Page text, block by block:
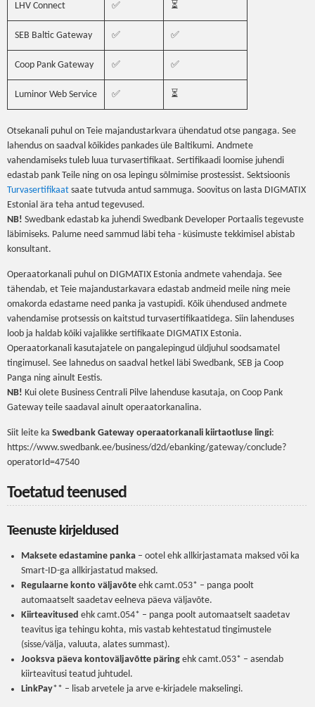
LHV Connect ✅ ⏳
SEB Baltic Gateway ✅ ✅
Coop Pank Gateway ✅ ✅
Luminor Web Service ✅ ⏳
Otsekanali puhul on Teie majandustarkvara ühendatud otse pangaga. See
lahendus on saadval kõikides pankades üle Baltikumi. Andmete
vahendamiseks tuleb luua turvasertifikaat. Sertifikaadi loomise juhendi
edastab pank Teile ning on osa lepingu sõlmimise prostessist. Sektsioonis
Turvasertifikaat saate tutvuda antud sammuga. Soovitus on lasta DIGMATIX
Estonial ära teha antud tegevused.
NB! Swedbank edastab ka juhendi Swedbank Developer Portaalis tegevuste
läbimiseks. Palume need sammud läbi teha - küsimuste tekkimisel abistab
konsultant.
Operaatorkanali puhul on DIGMATIX Estonia andmete vahendaja. See
tähendab, et Teie majandustarkavara edastab andmeid meile ning meie
omakorda edastame need panka ja vastupidi. Kõik ühendused andmete
vahendamise protsessis on kaitstud turvasertifikaatidega. Siin lahenduses
loob ja haldab kõiki vajalikke sertifikaate DIGMATIX Estonia.
Operaatorkanali kasutajatele on pangalepingud üldjuhul soodsamatel
tingimusel. See lahnedus on saadval hetkel läbi Swedbank, SEB ja Coop
Panga ning ainult Eestis.
NB! Kui olete Business Centrali Pilve lahenduse kasutaja, on Coop Pank
Gateway teile saadaval ainult operaatorkanalina.
Siit leite ka Swedbank Gateway operaatorkanali kiirtaotluse lingi:
https://www.swedbank.ee/business/d2d/ebanking/gateway/conclude?
operatorId=47540
Toetatud teenused
Teenuste kirjeldused
Maksete edastamine panka – ootel ehk allkirjastamata maksed või ka
Smart-ID-ga allkirjastatud maksed.
Regulaarne konto väljavõte ehk camt.053* – panga poolt
automaatselt saadetav eelneva päeva väljavõte.
Kiirteavitused ehk camt.054* – panga poolt automaatselt saadetav
teavitus iga tehingu kohta, mis vastab kehtestatud tingimustele
(sisse/välja, valuuta, alates summast).
Jooksva päeva kontoväljavõtte päring ehk camt.053* – asendab
kiirteavitusi teatud juhtudel.
LinkPay** – lisab arvetele ja arve e-kirjadele makselingi.